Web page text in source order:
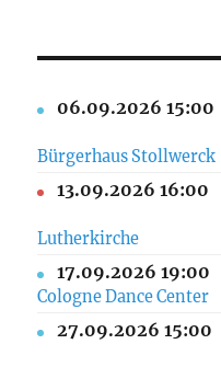
06.09.2026 15:00
Bürgerhaus Stollwerck
13.09.2026 16:00
Lutherkirche
17.09.2026 19:00
Cologne Dance Center
27.09.2026 15:00